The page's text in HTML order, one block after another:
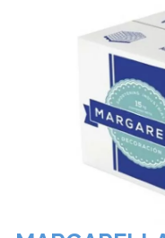
MARGARELLA
Es un producto sólido
formulado
industria de la